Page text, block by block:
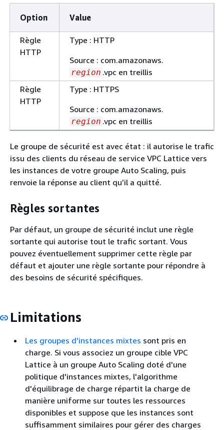
Option Value
Règle
HTTP
Type : HTTP
Source : com.amazonaws.
region .vpc en treillis
Règle
HTTP
Type : HTTPS
Source : com.amazonaws.
region .vpc en treillis
Le groupe de sécurité est avec état : il autorise le trafic
issu des clients du réseau de service VPC Lattice vers
les instances de votre groupe Auto Scaling, puis
renvoie la réponse au client qu’il a quitté.
Règles sortantes
Par défaut, un groupe de sécurité inclut une règle
sortante qui autorise tout le trafic sortant. Vous
pouvez éventuellement supprimer cette règle par
défaut et ajouter une règle sortante pour répondre à
des besoins de sécurité spécifiques.
Limitations
Les groupes d'instances mixtes sont pris en
charge. Si vous associez un groupe cible VPC
Lattice à un groupe Auto Scaling doté d'une
politique d'instances mixtes, l'algorithme
d'équilibrage de charge répartit la charge de
manière uniforme sur toutes les ressources
disponibles et suppose que les instances sont
suffisamment similaires pour gérer des charges